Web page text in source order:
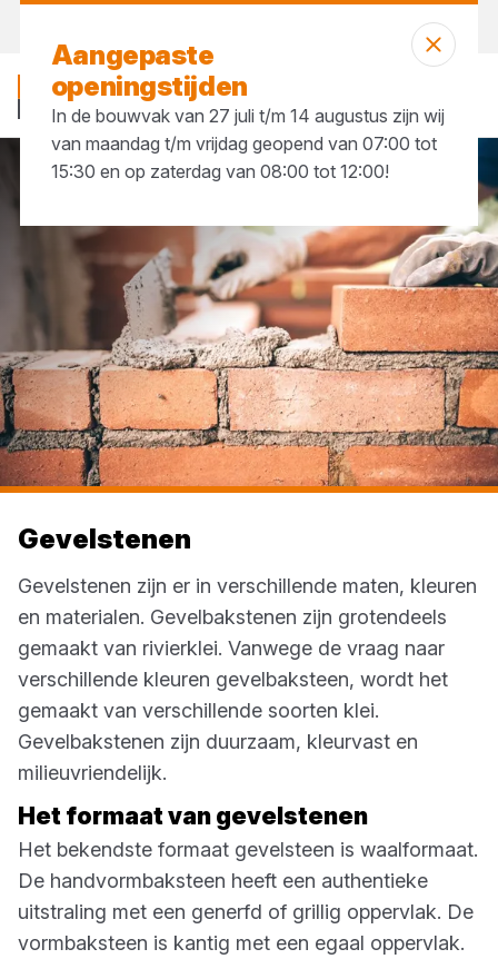
Gevelstenen
Gevelstenen
Gevelstenen zijn er in verschillende maten, kleuren
en materialen. Gevelbakstenen zijn grotendeels
gemaakt van rivierklei. Vanwege de vraag naar
verschillende kleuren gevelbaksteen, wordt het
gemaakt van verschillende soorten klei.
Gevelbakstenen zijn duurzaam, kleurvast en
milieuvriendelijk.
Het formaat van gevelstenen
Het bekendste formaat gevelsteen is waalformaat.
De handvormbaksteen heeft een authentieke
uitstraling met een generfd of grillig oppervlak. De
vormbaksteen is kantig met een egaal oppervlak.
Aangepaste
openingstijden
In de bouwvak van 27 juli t/m 14 augustus zijn wij
van maandag t/m vrijdag geopend van 07:00 tot
15:30 en op zaterdag van 08:00 tot 12:00!